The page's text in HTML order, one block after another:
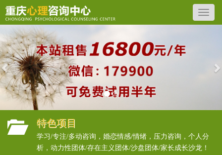
Previous
特色项目
学习/专注/多动咨询，婚恋情感/情绪，压力咨询，个人分
析，动力性团体/存在主义团体/沙盘团体/家长成长沙龙！